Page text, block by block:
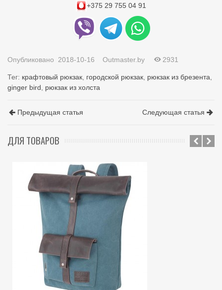
+375 29 755 04 91
Опубликовано 2018-10-16 Outmaster.by 2931
Тег: крафтовый рюкзак, городской рюкзак, рюкзак из брезента,
ginger bird, рюкзак из холста
Предыдущая статья Следующая статья
ДЛЯ ТОВАРОВ